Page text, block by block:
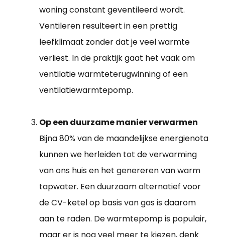
woning constant geventileerd wordt.
Ventileren resulteert in een prettig
leefklimaat zonder dat je veel warmte
verliest. In de praktijk gaat het vaak om
ventilatie warmteterugwinning of een
ventilatiewarmtepomp.
Op een duurzame manier verwarmen
Bijna 80% van de maandelijkse energienota
kunnen we herleiden tot de verwarming
van ons huis en het genereren van warm
tapwater. Een duurzaam alternatief voor
de CV-ketel op basis van gas is daarom
aan te raden. De warmtepomp is populair,
maar er is nog veel meer te kiezen, denk